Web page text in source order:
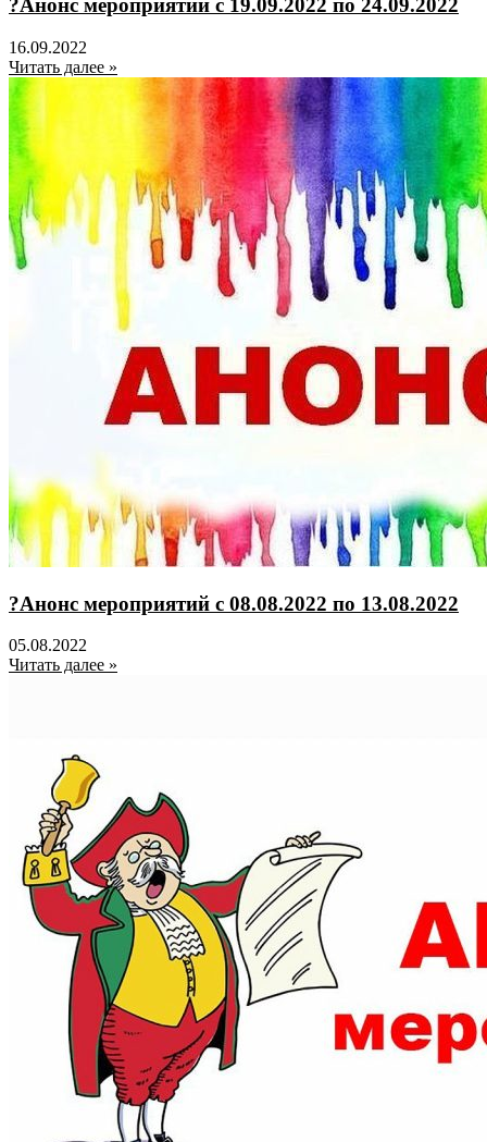
?Анонс мероприятий с 19.09.2022 по 24.09.2022
16.09.2022
Читать далее »
?Анонс мероприятий с 08.08.2022 по 13.08.2022
05.08.2022
Читать далее »